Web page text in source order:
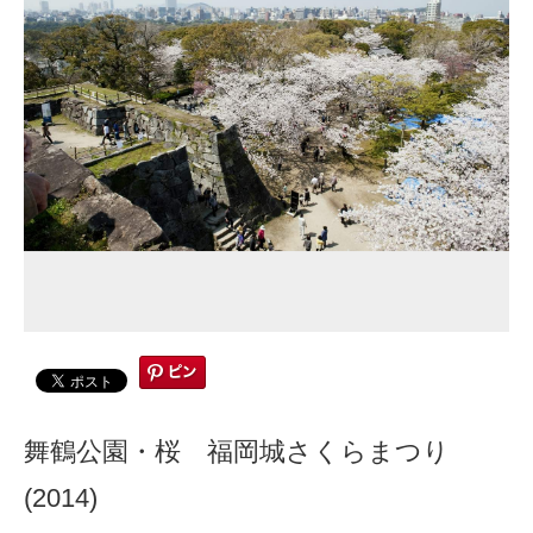
舞鶴公園・桜 福岡城さくらまつり
(2014)